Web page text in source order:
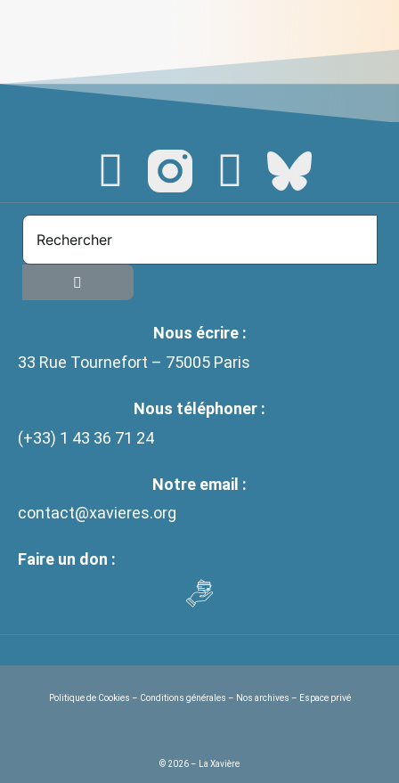
Nous écrire :
33 Rue Tournefort – 75005 Paris
Nous téléphoner :
(+33) 1 43 36 71 24
Notre email :
contact@xavieres.org
Faire un don :
Politique de Cookies – Conditions générales – Nos archives – Espace privé
© 2026 – La Xavière